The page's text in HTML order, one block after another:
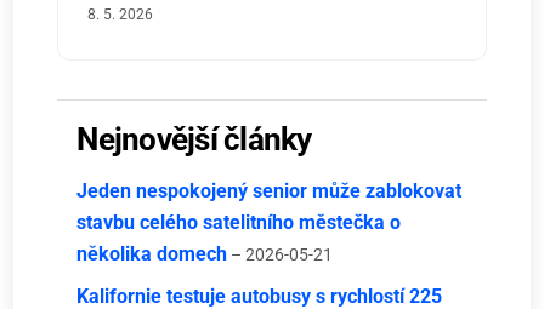
8. 5. 2026
Nejnovější články
Jeden nespokojený senior může zablokovat
stavbu celého satelitního městečka o
několika domech – 2026-05-21
Kalifornie testuje autobusy s rychlostí 225